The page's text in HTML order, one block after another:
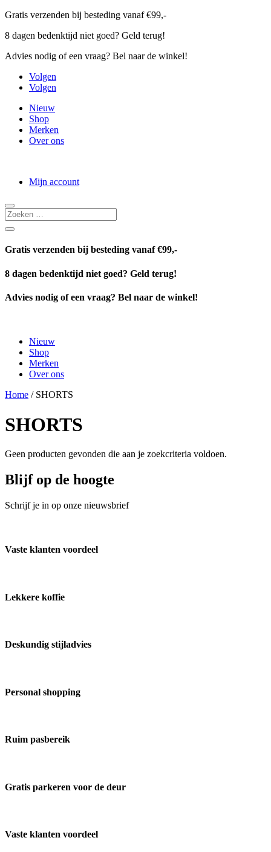
Gratis verzenden bij besteding vanaf €99,-
8 dagen bedenktijd niet goed? Geld terug!
Advies nodig of een vraag? Bel naar de winkel!
Volgen
Volgen
Nieuw
Shop
Merken
Over ons
Mijn account
Gratis verzenden bij besteding vanaf €99,-
8 dagen bedenktijd niet goed? Geld terug!
Advies nodig of een vraag? Bel naar de winkel!
Nieuw
Shop
Merken
Over ons
Home / SHORTS
SHORTS
Geen producten gevonden die aan je zoekcriteria voldoen.
Blijf op de hoogte
Schrijf je in op onze nieuwsbrief
Vaste klanten voordeel
Lekkere koffie
Deskundig stijladvies
Personal shopping
Ruim pasbereik
Gratis parkeren voor de deur
Vaste klanten voordeel